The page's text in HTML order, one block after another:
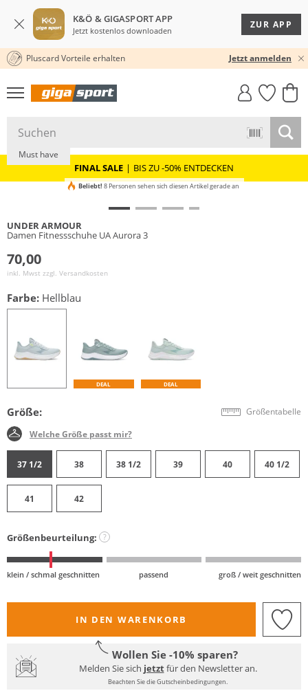
K&Ö & GIGASPORT APP
Jetzt kostenlos downloaden
ZUR APP
30 TAGE RÜCKGABERECHT
Pluscard Vorteile erhalten Jetzt anmelden
GIGASTYLE
FAHRRAD­
MUST-HAVE
FINAL SALE | BIS ZU -50% ENTDECKEN
NEU
Must have
Beliebt! 8 Personen sehen sich diesen Artikel gerade an
UNDER ARMOUR
Damen Fitnessschuhe UA Aurora 3
70,00
inkl. Mwst zzgl. Versandkosten
Farbe: Hellblau
DEAL DEAL
Größe: Größentabelle
Welche Größe passt mir?
37 1/2 38 38 1/2 39 40 40 1/2
41 42
Größenbeurteilung: ?
klein / schmal geschnitten passend groß / weit geschnitten
IN DEN WARENKORB
Wollen Sie -10% sparen?
Melden Sie sich jetztfür den Newsletter an.
Beachten Sie die Gutscheinbedingungen.